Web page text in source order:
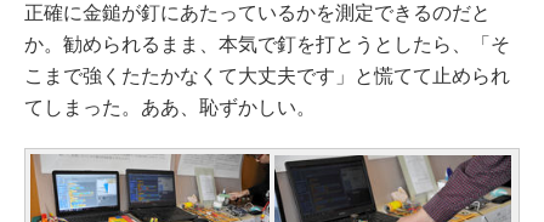
正確に金鎚が釘にあたっているかを測定できるのだと
か。勧められるまま、本気で釘を打とうとしたら、「そ
こまで強くたたかなくて大丈夫です」と慌てて止められ
てしまった。ああ、恥ずかしい。